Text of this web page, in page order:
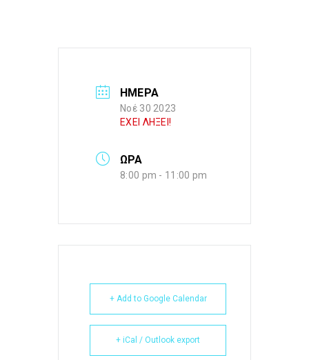
ΗΜΕΡΑ
Νοέ 30 2023
ΕΧΕΙ ΛΗΞΕΙ!
ΩΡΑ
8:00 pm - 11:00 pm
+ Add to Google Calendar
+ iCal / Outlook export